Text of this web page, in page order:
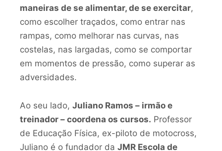
maneiras de se alimentar, de se exercitar,
como escolher traçados, como entrar nas
rampas, como melhorar nas curvas, nas
costelas, nas largadas, como se comportar
em momentos de pressão, como superar as
adversidades.
Ao seu lado, Juliano Ramos – irmão e
treinador – coordena os cursos. Professor
de Educação Física, ex-piloto de motocross,
Juliano é o fundador da JMR Escola de